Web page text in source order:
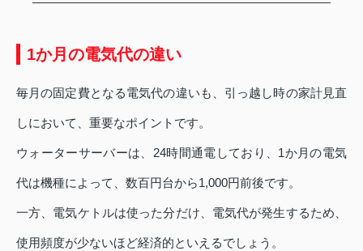
1か月の電気代の違い
毎月の固定費となる電気代の違いも、引っ越し時の家計見直
しにおいて、重要なポイントです。
ウォーターサーバーは、24時間通電しており、1か月の電気
代は機種によって、数百円台から1,000円前後です。
一方、電気ケトルは使った分だけ、電気代が発生するため、
使用頻度が少ないほど経済的といえるでしょう。